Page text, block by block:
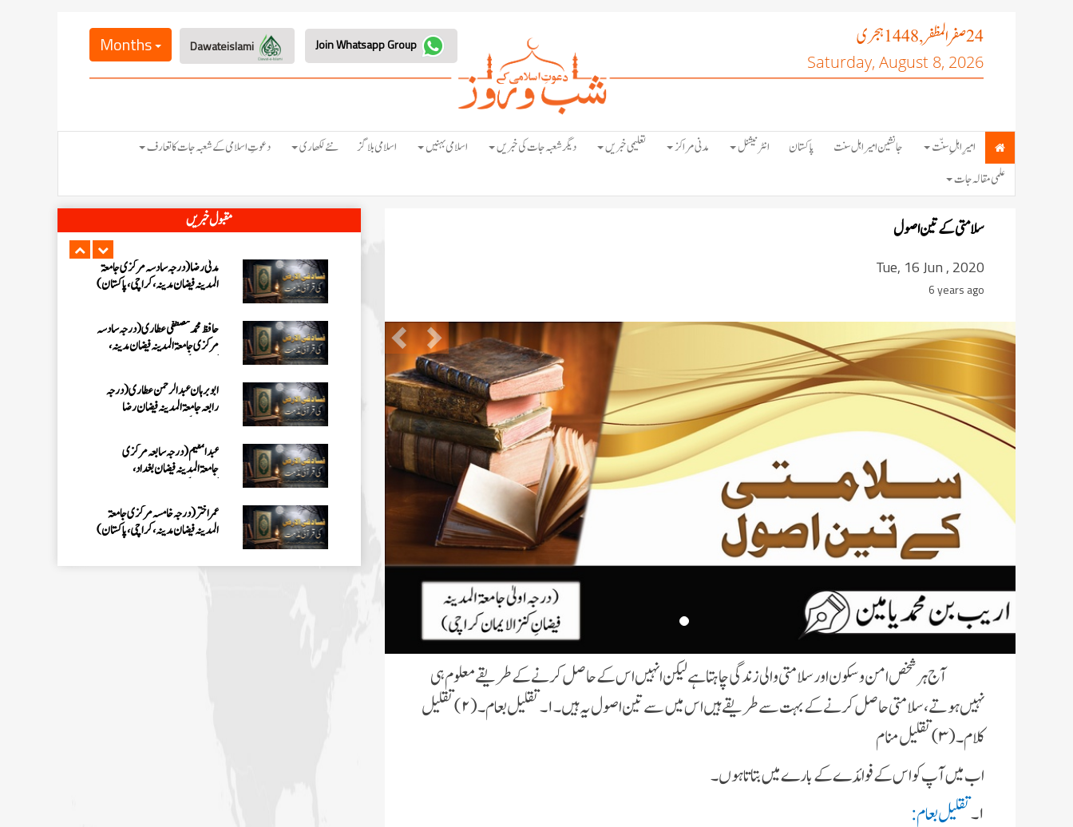
24صفر المظفر, 1448 ہجری
Saturday, August 8, 2026
Months
امیرِ اہلِ سنّت جانشین امیر اہل سنت پاکستان انٹرنیشنل مدنی مراکز تعلیمی خبریں دیگر شعبہ جات کی خبریں اسلامی بہنیں اسلامی بلاگز نئے لکھاری
دعوتِ اسلامی کے شعبہ جات کا تعارف
علمی مقالہ جات
سلامتى کے تىن اصول
Tue, 16 Jun , 2020
6 years ago
Previous Next
آج ہر شخص امن و سکون اور سلامتى والى زندگى چاہتا ہے لىکن انہىں اس کے حاصل کرنے کے طرىقے معلوم ہى
نہىں ہوتے ، سلامتى حاصل کرنے کے بہت سے طرىقے ہىں اس مىں سے تىن اصول ىہ ہىں۔ ۱۔ تقلىل طعام۔ (۲) تقلىل
کلام۔(۳) تقلىل منام
اب مىں آپ کو اس کے فوائدے کے بارے مىں بتاتا ہوں۔
۱۔ تقلىل طعام:
مقبول خبریں
جامعۃ المدينہ فيضان عثمان غنى،
کراچی،پاکستان)
ارشد علی عطاری (درجہ خامسہ مرکزی
عبدالرؤف (درجہ سابعہ جامعۃ المدینہ
عبد الرسول (درجہ خامسہ مرکزی جامعۃ
المدینہ فیضان مدینہ ،کراچی ،پاکستان)
مدنی رضا(درجہ سادسہ مرکز ی جامعۃ
المدینہ فیضان مدینہ ،کراچی،پاکستان)
حافظ محمد مصطفٰی عطاری (درجہ سادسہ
مرکزی جامعۃالمدينہ فیضان مدینہ،
ابو برہان عبدالرحمن عطاری (درجہ
رابعہ جامعۃالمدینہ فیضان رضا
عبدالمقیم (درجہ سابعہ مرکزی
جامعۃالمدینہ فیضان بغداد،
عمر اختر (درجہ خامسہ مرکزی جامعۃ
المدینہ فیضان مدینہ ،کراچی،پاکستان)
محمد وقاص (مرکزی جامعۃ المدینہ